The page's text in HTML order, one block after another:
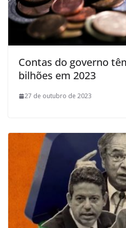
Contas do governo
bilhões em 2023
27 de outubro de 2023